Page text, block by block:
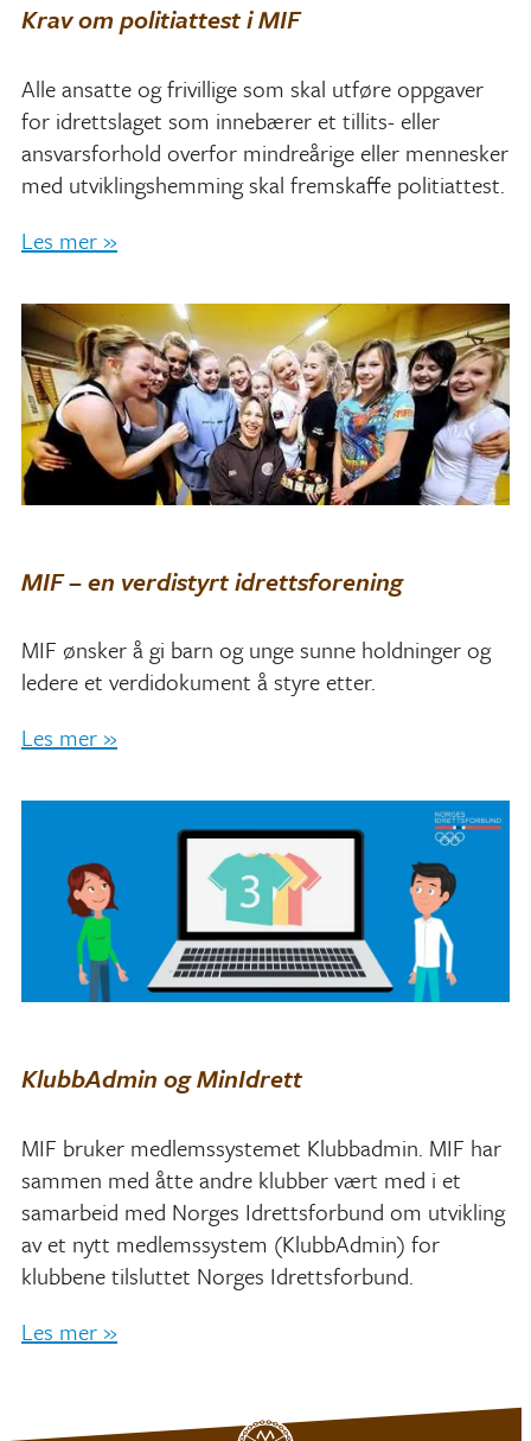
Krav om politiattest i MIF
Alle ansatte og frivillige som skal utføre oppgaver
for idrettslaget som innebærer et tillits- eller
ansvarsforhold overfor mindreårige eller mennesker
med utviklingshemming skal fremskaffe politiattest.
Les mer »
MIF – en verdistyrt idrettsforening
MIF ønsker å gi barn og unge sunne holdninger og
ledere et verdidokument å styre etter.
Les mer »
KlubbAdmin og MinIdrett
MIF bruker medlemssystemet Klubbadmin. MIF har
sammen med åtte andre klubber vært med i et
samarbeid med Norges Idrettsforbund om utvikling
av et nytt medlemssystem (KlubbAdmin) for
klubbene tilsluttet Norges Idrettsforbund.
Les mer »